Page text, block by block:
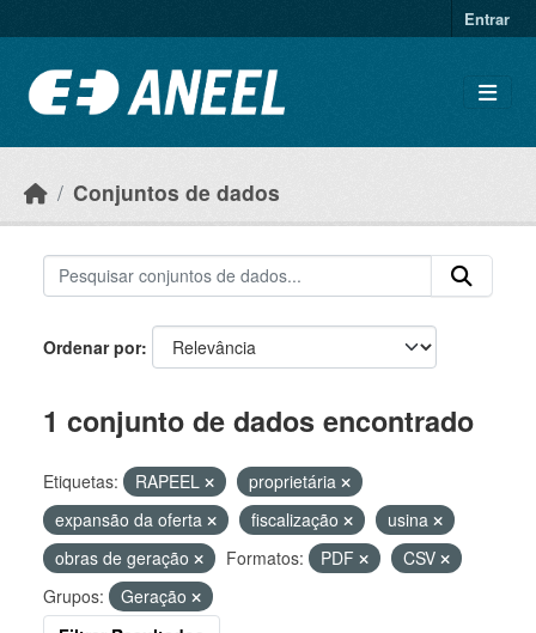
Entrar
Conjuntos de dados
Ordenar por
1 conjunto de dados encontrado
Etiquetas: RAPEEL
proprietária
expansão da oferta
fiscalização
usina
obras de geração
Formatos: PDF
CSV
Grupos:
Geração